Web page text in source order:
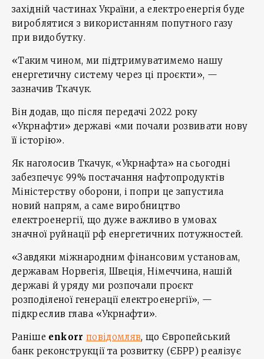
західній частинах України, а електроенергія буде
вироблятися з використанням попутного газу
при видобутку.
«Таким чином, ми підтримуватимемо нашу
енергетичну систему через ці проєкти», —
зазначив Ткачук.
Він додав, що після передачі 2022 року
«Укрнафти» державі «ми почали розвивати нову
її історію».
Як наголосив Ткачук, «Укрнафта» на сьогодні
забезпечує 99% постачання нафтопродуктів
Міністерству оборони, і попри це запустила
новий напрям, а саме виробництво
електроенергії, що дуже важливо в умовах
значної руйнації рф енергетичних потужностей.
«Завдяки міжнародним фінансовим установам,
державам Норвегія, Швеція, Німеччина, нашій
державі й уряду ми розпочали проєкт
розподіленої генерації електроенергії», —
підкреслив глава «Укрнафти».
Раніше enkorr повідомляв, що Європейський
банк реконструкції та розвитку (ЄБРР) реалізує